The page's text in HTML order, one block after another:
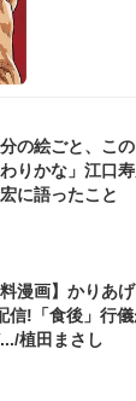
分の絵ごと、こ
りかな」江口
に語ったこと
料漫画】かりあ
信!「食後」行
植田まさし